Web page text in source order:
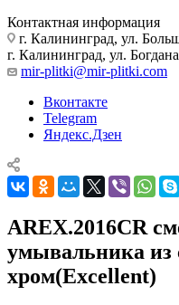
Контактная информация
г. Калининград, ул.
г. Калининград, ул.
mir-plitki@mir-plitki.com
Вконтакте
Telegram
Яндекс.Дзен
AREX.2016CR
умывальника из
хром(Excellent)